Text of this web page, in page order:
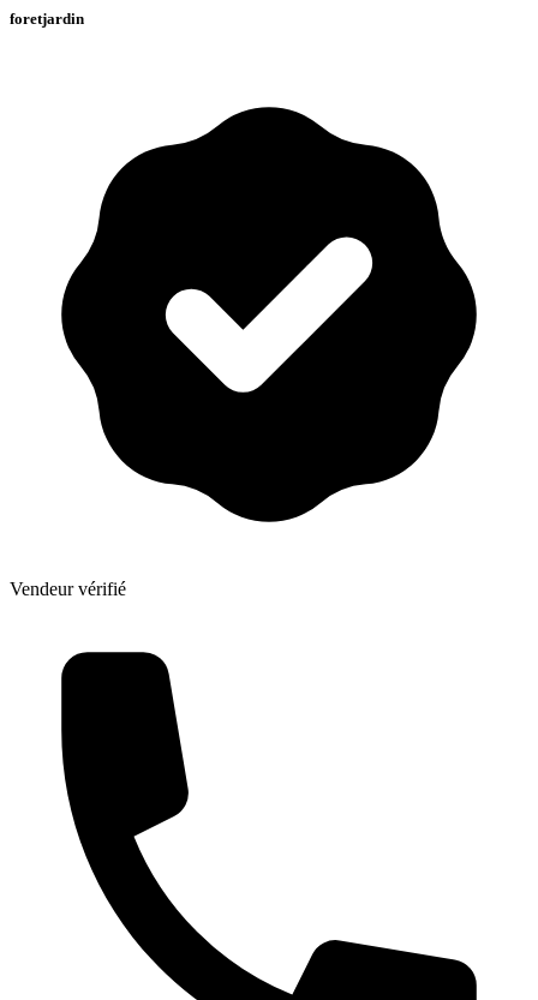
foretjardin
Vendeur vérifié